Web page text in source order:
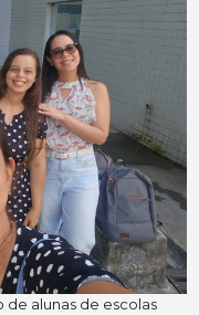
alunas de escolas